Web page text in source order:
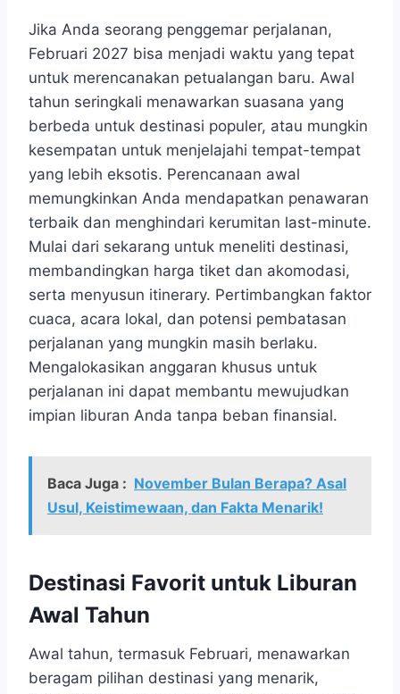
Jika Anda seorang penggemar perjalanan,
Februari 2027 bisa menjadi waktu yang tepat
untuk merencanakan petualangan baru. Awal
tahun seringkali menawarkan suasana yang
berbeda untuk destinasi populer, atau mungkin
kesempatan untuk menjelajahi tempat-tempat
yang lebih eksotis. Perencanaan awal
memungkinkan Anda mendapatkan penawaran
terbaik dan menghindari kerumitan last-minute.
Mulai dari sekarang untuk meneliti destinasi,
membandingkan harga tiket dan akomodasi,
serta menyusun itinerary. Pertimbangkan faktor
cuaca, acara lokal, dan potensi pembatasan
perjalanan yang mungkin masih berlaku.
Mengalokasikan anggaran khusus untuk
perjalanan ini dapat membantu mewujudkan
impian liburan Anda tanpa beban finansial.
Baca Juga : November Bulan Berapa? Asal
Usul, Keistimewaan, dan Fakta Menarik!
Destinasi Favorit untuk Liburan
Awal Tahun
Awal tahun, termasuk Februari, menawarkan
beragam pilihan destinasi yang menarik,